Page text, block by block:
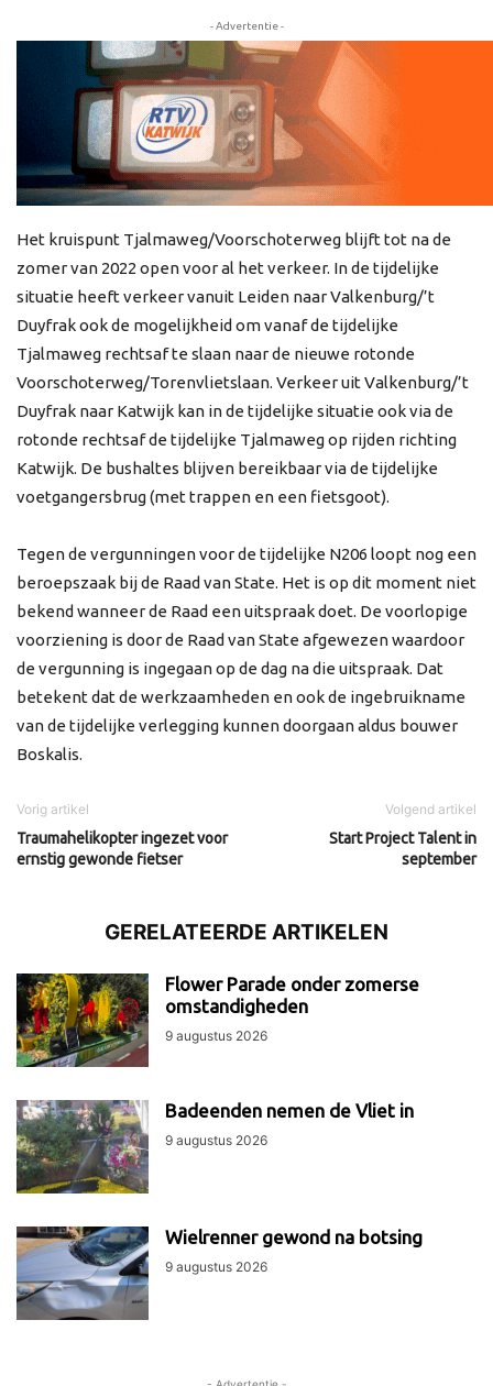
- Advertentie -
Het kruispunt Tjalmaweg/Voorschoterweg blijft tot na de
zomer van 2022 open voor al het verkeer. In de tijdelijke
situatie heeft verkeer vanuit Leiden naar Valkenburg/’t
Duyfrak ook de mogelijkheid om vanaf de tijdelijke
Tjalmaweg rechtsaf te slaan naar de nieuwe rotonde
Voorschoterweg/Torenvlietslaan. Verkeer uit Valkenburg/’t
Duyfrak naar Katwijk kan in de tijdelijke situatie ook via de
rotonde rechtsaf de tijdelijke Tjalmaweg op rijden richting
Katwijk. De bushaltes blijven bereikbaar via de tijdelijke
voetgangersbrug (met trappen en een fietsgoot).
Tegen de vergunningen voor de tijdelijke N206 loopt nog een
beroepszaak bij de Raad van State. Het is op dit moment niet
bekend wanneer de Raad een uitspraak doet. De voorlopige
voorziening is door de Raad van State afgewezen waardoor
de vergunning is ingegaan op de dag na die uitspraak. Dat
betekent dat de werkzaamheden en ook de ingebruikname
van de tijdelijke verlegging kunnen doorgaan aldus bouwer
Boskalis.
Vorig artikel
Traumahelikopter ingezet voor
ernstig gewonde fietser
Volgend artikel
Start Project Talent in
september
GERELATEERDE ARTIKELEN
Flower Parade onder zomerse
omstandigheden
9 augustus 2026
Badeenden nemen de Vliet in
9 augustus 2026
Wielrenner gewond na botsing
9 augustus 2026